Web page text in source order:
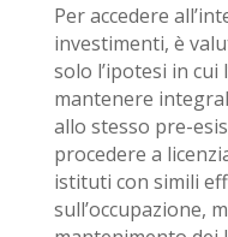
Per accedere
investimenti, è
solo l’ipotesi in cui
mantenere
allo stesso pre-
procedere a
istituti con simili
sull’occupazione,